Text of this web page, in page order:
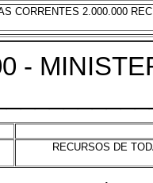
CORRENTES 2.000.000
-
RECURSOS DE